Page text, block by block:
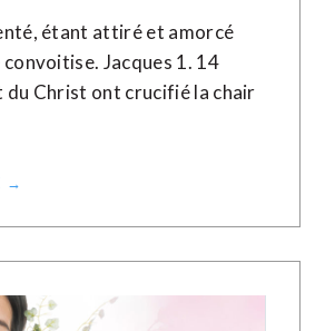
étant attiré et amorcé
Jacques 1. 14
du Christ ont crucifié la chair
→